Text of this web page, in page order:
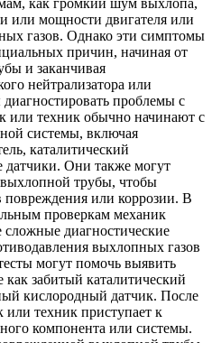
как громкий шум выхлопа,
или мощности двигателя или
газов. Однако эти симптомы
причин, начиная от
и заканчивая
нейтрализатора или
проблемы с
или техник обычно начинают с
системы, включая
каталитический
датчики. Они также могут
трубы, чтобы
повреждения или коррозии. В
проверкам механик
диагностические
выхлопных газов
могут помочь выявить
забитый каталитический
кислородный датчик. После
техник приступает к
компонента или системы.